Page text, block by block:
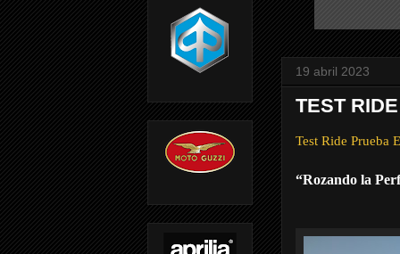
19 abril 2023
TEST
Test Ride Prueba
“Rozando la